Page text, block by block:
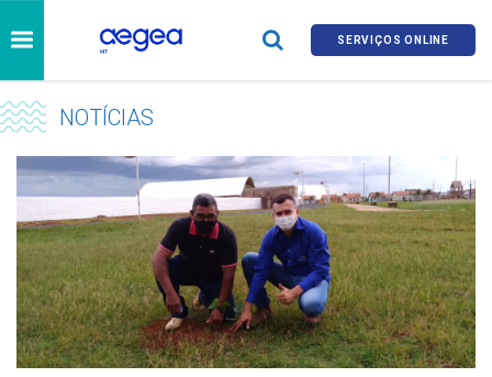
SERVIÇOS ONLINE
NOTÍCIAS